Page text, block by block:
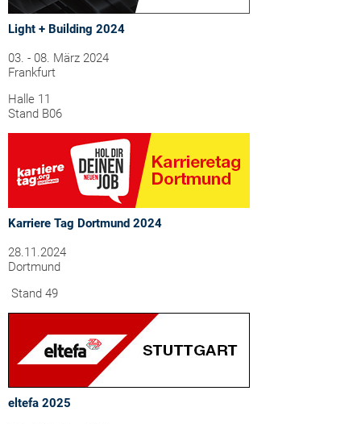
Light + Building 2024
03. - 08. März 2024
Frankfurt
Halle 11
Stand B06
Karriere Tag Dortmund 2024
28.11.2024
Dortmund
Stand 49
eltefa 2025